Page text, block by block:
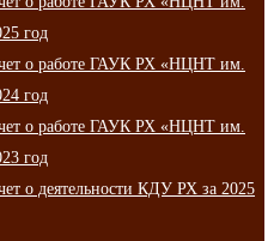
год
о работе ГАУК РХ «НЦНТ им.
год
о работе ГАУК РХ «НЦНТ им.
год
о деятельности КДУ РХ за 2025